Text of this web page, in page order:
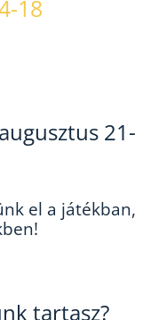
18
21-
el a játékban,
tartasz?